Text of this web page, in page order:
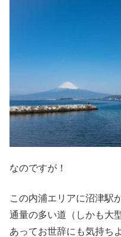
なのですが！
この内浦エリアに沼津駅
通量の多い道（しかも大
あってお世辞にも気持ち